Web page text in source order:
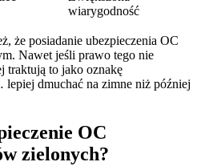
wiarygodność
że posiadanie ubezpieczenia OC
Nawet jeśli prawo tego nie
traktują to jako oznakę
dmuchać na zimne niż później
OC
zielonych?